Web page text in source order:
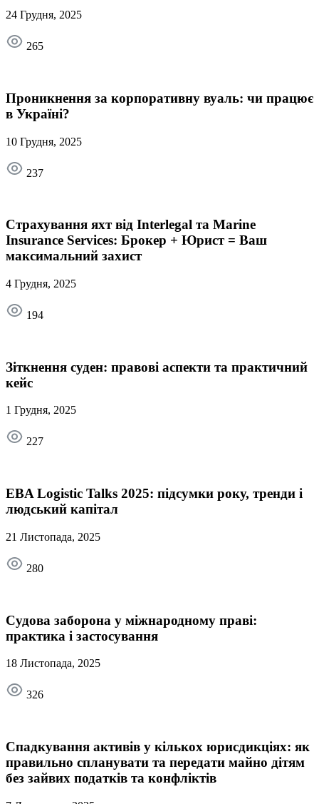
24 Грудня, 2025
265
Проникнення за корпоративну вуаль: чи працює
в Україні?
10 Грудня, 2025
237
Страхування яхт від Interlegal та Marine
Insurance Services: Брокер + Юрист = Ваш
максимальний захист
4 Грудня, 2025
194
Зіткнення суден: правові аспекти та практичний
кейс
1 Грудня, 2025
227
EBA Logistic Talks 2025: підсумки року, тренди і
людський капітал
21 Листопада, 2025
280
Судова заборона у міжнародному праві:
практика і застосування
18 Листопада, 2025
326
Спадкування активів у кількох юрисдикціях: як
правильно спланувати та передати майно дітям
без зайвих податків та конфліктів